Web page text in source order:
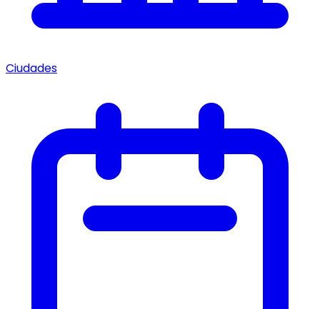
Ciudades